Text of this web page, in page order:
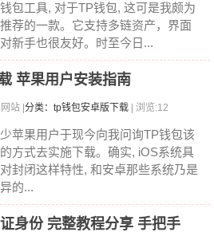
包工具, 对于TP钱包, 这可是我颇为
荐的一款。它支持多链资产，界面
新手也很友好。时至今日...
苹果用户安装指南
站 | 分类：tp钱包安卓版下载 | 浏览:12
苹果用户于现今向我问询TP钱包该
方式去实施下载。确实, iOS系统具
封闭这样特性, 和安卓那些系统乃是
的...
身份 完整教程分享 手把手